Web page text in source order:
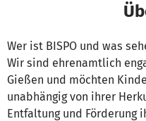
Wer ist BISPO und was
Wir sind ehrenamtlich
Gießen und möchten
unabhängig von ihrer
Entfaltung und Förderung